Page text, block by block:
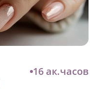
16 ак.часов